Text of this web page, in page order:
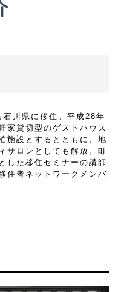
川県に移住。平成28年
家貸切型のゲストハウス
施設とするとともに、地
サロンとしても解放。町
した移住セミナーの講師
住者ネットワークメンバ